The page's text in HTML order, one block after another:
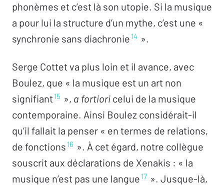
phonèmes et c’est là son utopie. Si la musique
a pour lui la structure d’un mythe, c’est une «
synchronie sans diachronie 14 ».
Serge Cottet va plus loin et il avance, avec
Boulez, que « la musique est un art non
signifiant15 », a fortiori celui de la musique
contemporaine. Ainsi Boulez considérait-il
qu’il fallait la penser « en termes de relations,
de fonctions 16 ». À cet égard, notre collègue
souscrit aux déclarations de Xenakis : « la
musique n’est pas une langue 17 ». Jusque-là,